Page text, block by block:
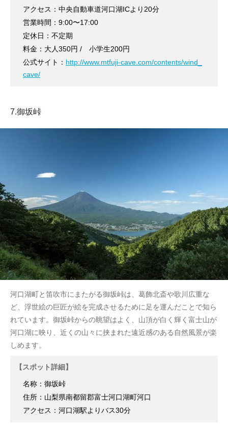
アクセス：中央自動車道河口湖ICより20分
営業時間：9:00〜17:00
定休日：不定期
料金：大人350円 / 小学生200円
公式サイト： http://www.mtfuji-cave.com/contents/wind_
cave/
7.御坂峠
河口湖町と笛吹市にまたがる御坂峠は、葛飾北斎や歌川広重な
ど、浮世絵の巨匠が絵を完成させるために足を運んだことで知ら
れています。御坂峠からの眺望はよく、山頂が白く輝く富士山が
河口湖に映り、近くの山々に挟まれた遠近感のある自然風景が楽
しめます。
【スポット詳細】
名称：御坂峠
住所：山梨県南都留郡富士河口湖町河口
アクセス：河口湖駅よりバス30分